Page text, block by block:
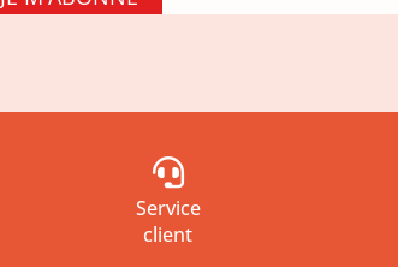

Service
client